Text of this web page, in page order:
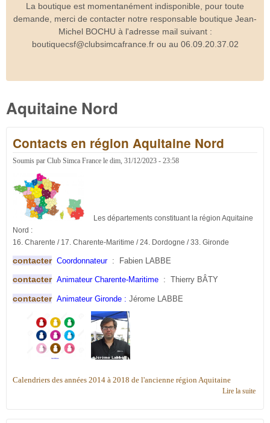
La boutique est momentanément indisponible, pour toute
demande, merci de contacter notre responsable boutique Jean-
Michel BOCHU à l'adresse mail suivant :
boutiquecsf@clubsimcafrance.fr ou au 06.09.20.37.02
Aquitaine Nord
Contacts en région Aquitaine Nord
Soumis par Club Simca France le dim, 31/12/2023 - 23:58
Les départements constituant la région Aquitaine
Nord :
16. Charente / 17. Charente-Maritime / 24. Dordogne / 33. Gironde
contacter Coordonnateur : Fabien LABBE
contacter Animateur Charente-Maritime : Thierry BÂTY
contacter Animateur Gironde : Jérome LABBE
Calendriers des années 2014 à 2018 de l'ancienne région Aquitaine
Lire la suitede